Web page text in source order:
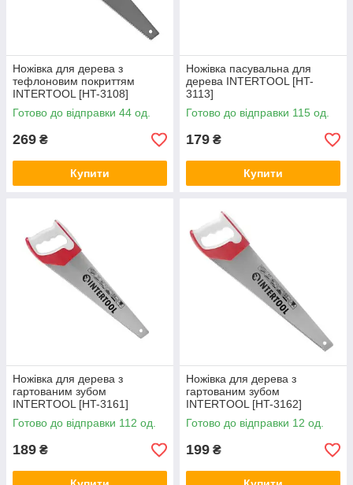
Ножівка для дерева з
тефлоновим покриттям
INTERTOOL [HT-3108]
Готово до відправки 44 од.
269 ₴
Купити
Ножівка пасувальна для
дерева INTERTOOL [HT-
3113]
Готово до відправки 115 од.
179 ₴
Купити
Ножівка для дерева з
гартованим зубом
INTERTOOL [HT-3161]
Готово до відправки 112 од.
189 ₴
Ножівка для дерева з
гартованим зубом
INTERTOOL [HT-3162]
Готово до відправки 12 од.
199 ₴